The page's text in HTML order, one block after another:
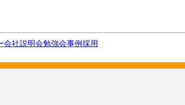
会社説明会勉強会事例採用